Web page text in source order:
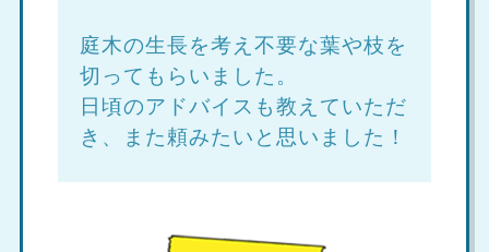
庭木の生長を考え不要な葉や枝を
切ってもらいました。
日頃のアドバイスも教えていただ
き、また頼みたいと思いました！